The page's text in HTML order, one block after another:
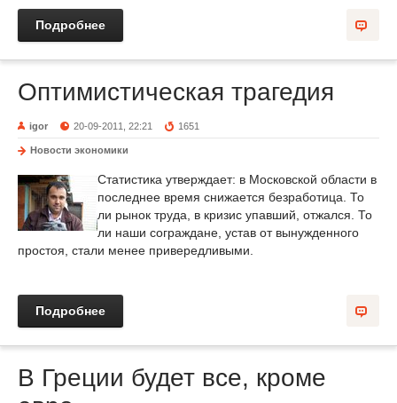
Подробнее
Оптимистическая трагедия
igor 20-09-2011, 22:21 1651
Новости экономики
Статистика утверждает: в Московской области в
последнее время снижается безработица. То
ли рынок труда, в кризис упавший, отжался. То
ли наши сограждане, устав от вынужденного
простоя, стали менее привередливыми.
Подробнее
В Греции будет все, кроме